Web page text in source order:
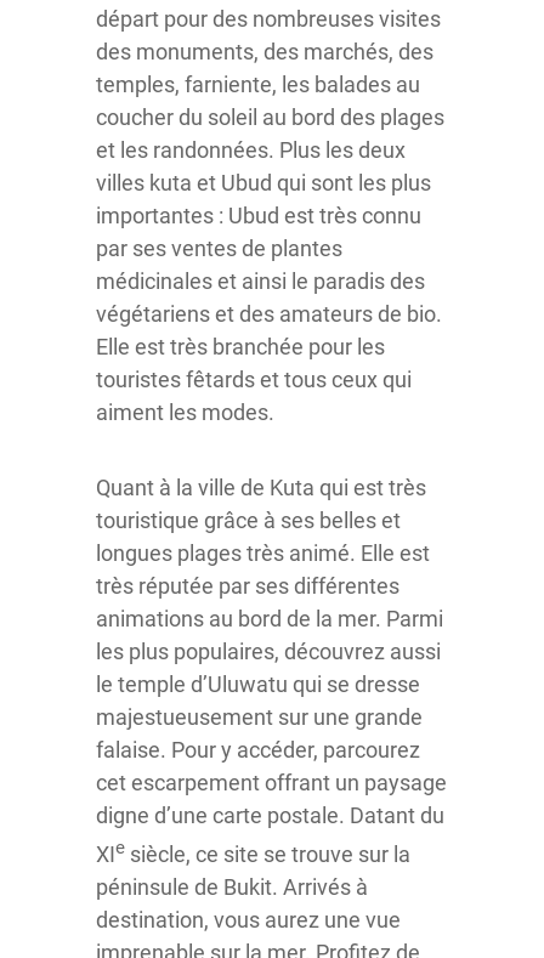
départ pour des nombreuses visites
des monuments, des marchés, des
temples, farniente, les balades au
coucher du soleil au bord des plages
et les randonnées. Plus les deux
villes kuta et Ubud qui sont les plus
importantes : Ubud est très connu
par ses ventes de plantes
médicinales et ainsi le paradis des
végétariens et des amateurs de bio.
Elle est très branchée pour les
touristes fêtards et tous ceux qui
aiment les modes.
Quant à la ville de Kuta qui est très
touristique grâce à ses belles et
longues plages très animé. Elle est
très réputée par ses différentes
animations au bord de la mer. Parmi
les plus populaires, découvrez aussi
le temple d’Uluwatu qui se dresse
majestueusement sur une grande
falaise. Pour y accéder, parcourez
cet escarpement offrant un paysage
digne d’une carte postale. Datant du
XIe siècle, ce site se trouve sur la
péninsule de Bukit. Arrivés à
destination, vous aurez une vue
imprenable sur la mer. Profitez de